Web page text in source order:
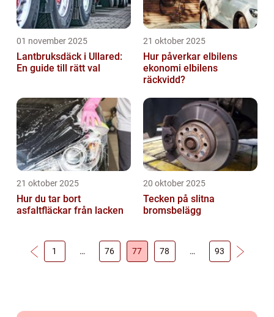
01 november 2025
Lantbruksdäck i Ullared:
En guide till rätt val
21 oktober 2025
Hur påverkar elbilens
ekonomi elbilens
räckvidd?
21 oktober 2025
Hur du tar bort
asfaltfläckar från lacken
20 oktober 2025
Tecken på slitna
bromsbelägg
1 … 76 77 78 … 93